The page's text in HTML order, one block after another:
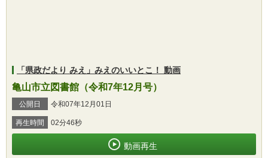
「県政だより みえ」みえのいいとこ！ 動画
亀山市立図書館（令和7年12月号）
公開日 令和07年12月01日
再生時間 02分46秒
動画再生